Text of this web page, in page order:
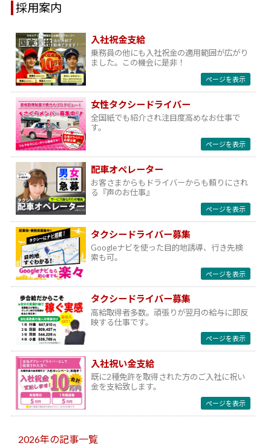
採用案内
入社祝金支給
乗務員の他にも入社祝金の適用範囲が広がり
ました。この機会に是非！
ページを表示
女性タクシードライバー
全国紙でも紹介され注目度高めなお仕事で
す。
ページを表示
配車オペレーター
お客さまからもドライバーからも頼りにされ
る『声のお仕事』
ページを表示
タクシードライバー募集
Googleナビを使った目的地誘導、行き先検
索も可。
ページを表示
タクシードライバー募集
高給取得者多数。頑張りが翌月の給与に即反
映する仕事です。
ページを表示
入社祝い金支給
既に2種免許を取得された方のご入社に祝い
金を支給致します。
ページを表示
2026年の記事一覧